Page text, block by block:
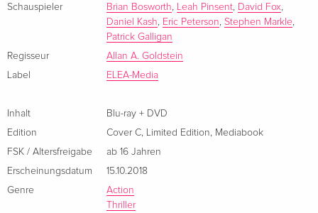
Grosse Hartbox, Limited Edition, Blu-ray +
vergriffen
Standard Edition
Planeten...
Limitiert auf 110 Stück
Schauspieler Brian Bosworth, Leah Pinsent, David Fox,
Daniel Kash, Eric Peterson, Stephen Markle,
Patrick Galligan
Regisseur
Allan A. Goldstein
Label
ELEA-Media
Inhalt
Blu-ray + DVD
Edition
Cover C, Limited Edition, Mediabook
FSK / Altersfreigabe
ab 16 Jahren
Erscheinungsdatum
15.10.2018
Genre
Action
Thriller